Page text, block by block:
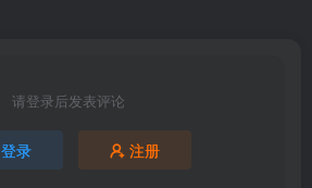
请登录后发表评论
登录 注册